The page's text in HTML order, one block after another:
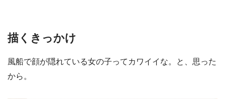
描くきっかけ
風船で顔が隠れている女の子ってカワイイな。と、思った
から。